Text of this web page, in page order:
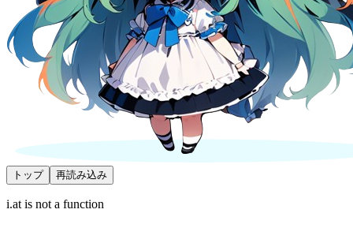
トップ 再読み込み
i.at is not a function